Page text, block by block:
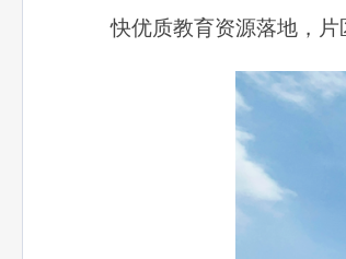
快优质教育资源落地，片